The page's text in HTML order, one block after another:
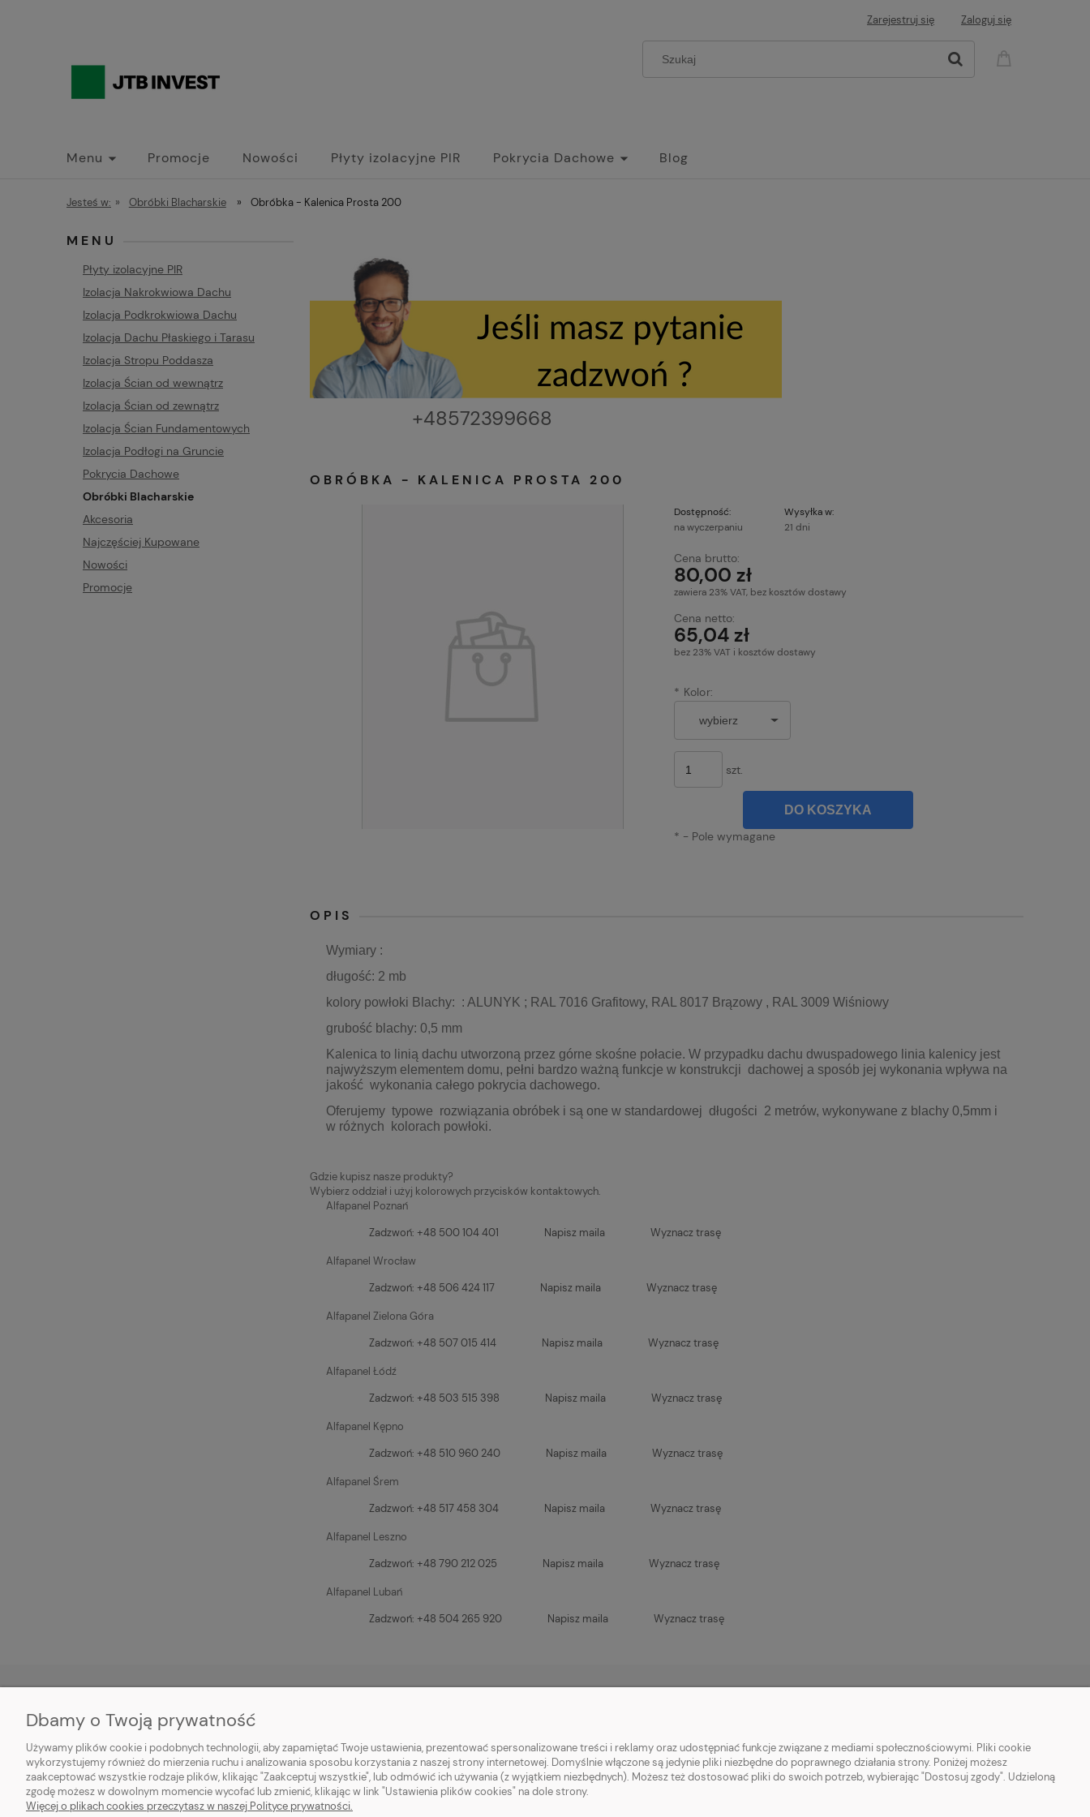
Zarejestruj się Zaloguj się
Menu Promocje Nowości Płyty izolacyjne PIR Pokrycia Dachowe Blog
Jesteś w: » Obróbki Blacharskie » Obróbka - Kalenica Prosta 200
MENU
Płyty izolacyjne PIR
Izolacja Nakrokwiowa Dachu
Izolacja Podkrokwiowa Dachu
Izolacja Dachu Płaskiego i Tarasu
Izolacja Stropu Poddasza
Izolacja Ścian od wewnątrz
Izolacja Ścian od zewnątrz
Izolacja Ścian Fundamentowych
Izolacja Podłogi na Gruncie
Pokrycia Dachowe
Obróbki Blacharskie
Akcesoria
Najczęściej Kupowane
Nowości
Promocje
+48572399668
OBRÓBKA - KALENICA PROSTA 200
Dostępność:
na wyczerpaniu
Wysyłka w:
21 dni
Cena brutto:
80,00 zł
zawiera 23% VAT, bez kosztów dostawy
Cena netto:
65,04 zł
bez 23% VAT i kosztów dostawy
* Kolor:
szt.
DO KOSZYKA
* - Pole wymagane
OPIS
Wymiary :
długość: 2 mb
kolory powłoki Blachy: : ALUNYK ; RAL 7016 Grafitowy, RAL 8017 Brązowy , RAL 3009 Wiśniowy
grubość blachy: 0,5 mm
Kalenica to linią dachu utworzoną przez górne skośne połacie. W przypadku dachu dwuspadowego linia kalenicy jest
najwyższym elementem domu, pełni bardzo ważną funkcje w konstrukcji dachowej a sposób jej wykonania wpływa na
jakość wykonania całego pokrycia dachowego.
Oferujemy typowe rozwiązania obróbek i są one w standardowej długości 2 metrów, wykonywane z blachy 0,5mm i
w różnych kolorach powłoki.
Gdzie kupisz nasze produkty?
Wybierz oddział i użyj kolorowych przycisków kontaktowych.
Alfapanel Poznań
Zadzwoń: +48 500 104 401
Napisz maila Wyznacz trasę
Alfapanel Wrocław
Zadzwoń: +48 506 424 117
Napisz maila Wyznacz trasę
Alfapanel Zielona Góra
Zadzwoń: +48 507 015 414
Napisz maila Wyznacz trasę
Alfapanel Łódź
Zadzwoń: +48 503 515 398
Napisz maila Wyznacz trasę
Alfapanel Kępno
Zadzwoń: +48 510 960 240
Napisz maila Wyznacz trasę
Alfapanel Śrem
Zadzwoń: +48 517 458 304
Napisz maila Wyznacz trasę
Alfapanel Leszno
Zadzwoń: +48 790 212 025
Napisz maila Wyznacz trasę
Alfapanel Lubań
Zadzwoń: +48 504 265 920
Napisz maila Wyznacz trasę
POMOC
Regulamin
Zwroty i reklamacje
Twoje zamówienia
Ustawienia konta
Przechowalnia
Formy płatności
Czas i koszty dostawy
Polityka prywatności i plików cookie
Transport, rozładunek i składowanie
Kontakt i dane firmy
O firmie
Dbamy o Twoją prywatność
Używamy plików cookie i podobnych technologii, aby zapamiętać Twoje ustawienia, prezentować spersonalizowane treści i reklamy oraz udostępniać funkcje związane z mediami społecznościowymi. Pliki cookie
wykorzystujemy również do mierzenia ruchu i analizowania sposobu korzystania z naszej strony internetowej. Domyślnie włączone są jedynie pliki niezbędne do poprawnego działania strony. Poniżej możesz
zaakceptować wszystkie rodzaje plików, klikając "Zaakceptuj wszystkie", lub odmówić ich używania (z wyjątkiem niezbędnych). Możesz też dostosować pliki do swoich potrzeb, wybierając "Dostosuj zgody". Udzieloną
zgodę możesz w dowolnym momencie wycofać lub zmienić, klikając w link "Ustawienia plików cookies" na dole strony.
Więcej o plikach cookies przeczytasz w naszej Polityce prywatności.